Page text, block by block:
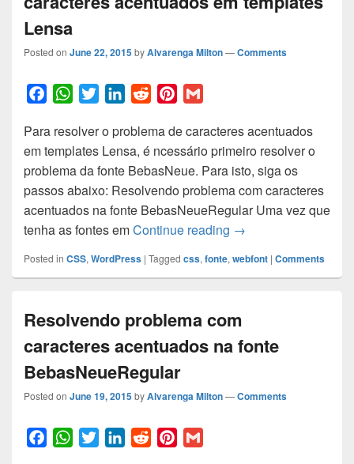
Lensa
Posted on June 22, 2015byAlvarenga Milton—Comments
c
e
b
o
o
k
W
a
t
s
A
p
p
i
t
e
r
n
k
e
d
I
n
R
d
d
i
t
n
t
e
r
e
s
t
a
i
l
Para resolver o problema de caracteres acentuados
em templates Lensa, é ncessário primeiro resolver o
problema da fonte BebasNeue. Para isto, siga os
passos abaixo: Resolvendo problema com caracteres
acentuados na fonte BebasNeueRegular Uma vez que
tenha as fontes emContinue reading Resolvendo o
→
Posted in CSS, WordPress | Tagged css, fonte, webfont | Comments
Resolvendo problema com
caracteres acentuados na fonte
BebasNeueRegular
Posted on June 19, 2015byAlvarenga Milton—Comments
W
R